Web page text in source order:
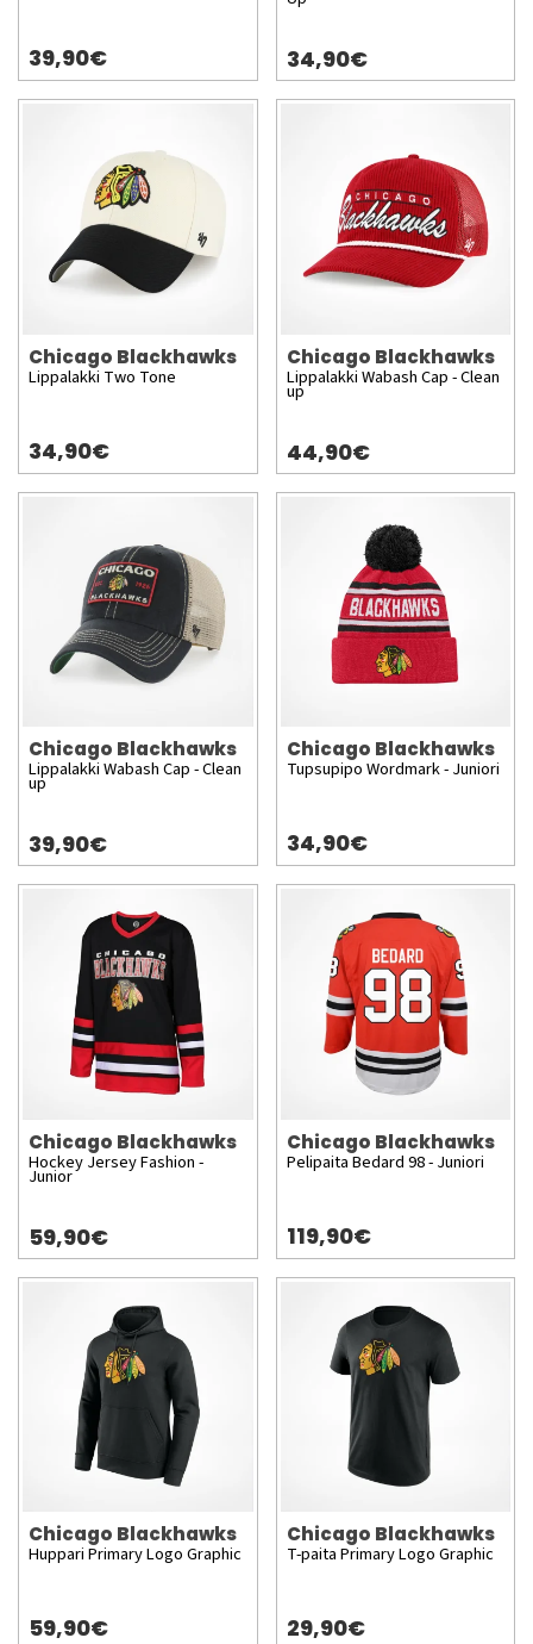
39,90€ 34,90€
Chicago Blackhawks
Lippalakki Two Tone
34,90€
Chicago Blackhawks
Lippalakki Wabash Cap - Clean
up
44,90€
Chicago Blackhawks
Lippalakki Wabash Cap - Clean
up
39,90€
Chicago Blackhawks
Tupsupipo Wordmark - Juniori
34,90€
Chicago Blackhawks
Hockey Jersey Fashion -
Junior
59,90€
Chicago Blackhawks
Pelipaita Bedard 98 - Juniori
119,90€
Chicago Blackhawks
Huppari Primary Logo Graphic
59,90€
Chicago Blackhawks
T-paita Primary Logo Graphic
29,90€